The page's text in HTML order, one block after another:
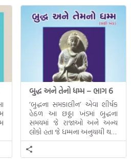
બુદ્ધ અને તેનો ધમ્મ – ભાગ 6
‘બુદ્ધના સમકાલીન’ એવા શીર્ષક
હેઠળ આ છઠ્ઠા ખંડમાં બુદ્ધના
સમયમાં જે રાજાઓ અને અન્ય
લોકો હતા જે ધમ્મના અનુયાયી થયા.
તેમનો અને બુદ્ધ વચ્ચે થયેલો
સત્સંગ વીશે જાણકારી મળે છે.